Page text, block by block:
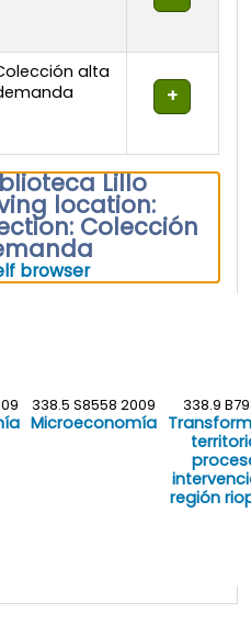
alta
Lillo
location:
Colección
browser(Hides shelf
338.5 S8558 2009
Microeconomía
338.9
región